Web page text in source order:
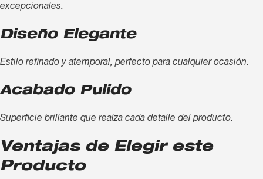
excepcionales.
Diseño Elegante
Estilo refinado y atemporal, perfecto para cualquier ocasión.
Acabado Pulido
Superficie brillante que realza cada detalle del producto.
Ventajas de Elegir este
Producto